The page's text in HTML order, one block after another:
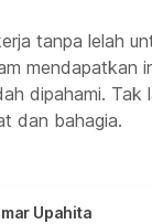
tanpa lelah
mendapatkan
dipahami. Tak
dan bahagia.
Upahita